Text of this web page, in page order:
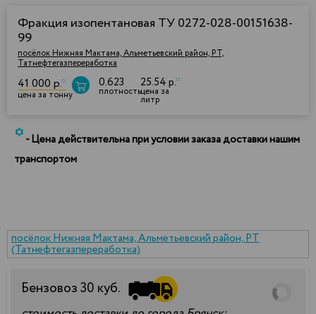
Фракция изопентановая ТУ 0272-028-00151638-
99
посёлок Нижняя Мактама, Альметьевский район, РТ,
Татнефтегазпереработка
41 000 р.*
цена за тонну
0.623
плотность
25.54 р.*
цена за
литр
*- Цена действительна при условии заказа доставки нашим
транспортом
посёлок Нижняя Мактама, Альметьевский район, РТ
(Татнефтегазпереработка)
Бензовоз30 куб.